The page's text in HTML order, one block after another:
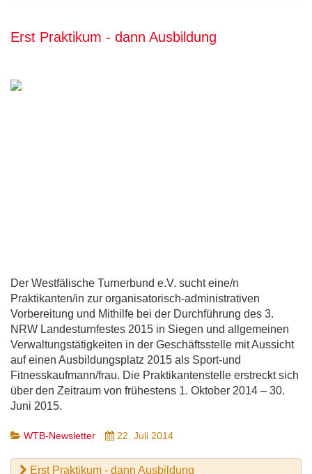
Erst Praktikum - dann Ausbildung
Der Westfälische Turnerbund e.V. sucht eine/n
Praktikanten/in zur organisatorisch-administrativen
Vorbereitung und Mithilfe bei der Durchführung des 3.
NRW Landesturnfestes 2015 in Siegen und allgemeinen
Verwaltungstätigkeiten in der Geschäftsstelle mit Aussicht
auf einen Ausbildungsplatz 2015 als Sport-und
Fitnesskaufmann/frau. Die Praktikantenstelle erstreckt sich
über den Zeitraum von frühestens 1. Oktober 2014 – 30.
Juni 2015.
WTB-Newsletter 22. Juli 2014
Erst Praktikum - dann Ausbildung